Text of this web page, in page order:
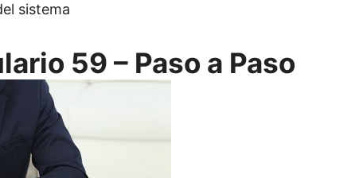
sistema
59 – Paso a Paso